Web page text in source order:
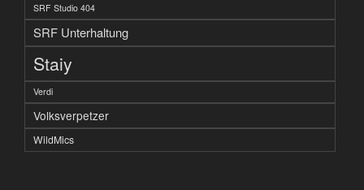
SRF Studio 404
SRF Unterhaltung
Staiy
Verdi
Volksverpetzer
WildMics